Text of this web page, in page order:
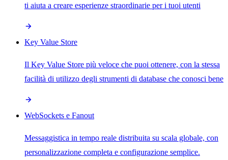
ti aiuta a creare esperienze straordinarie per i tuoi utenti
Key Value Store
Il Key Value Store più veloce che puoi ottenere, con la stessa
facilità di utilizzo degli strumenti di database che conosci bene
WebSockets e Fanout
Messaggistica in tempo reale distribuita su scala globale, con
personalizzazione completa e configurazione semplice.